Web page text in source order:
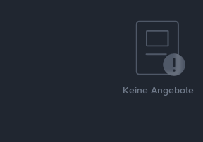
Keine Angebote